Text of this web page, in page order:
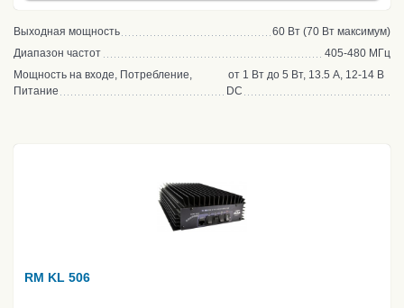
Выходная мощность
60 Вт (70 Вт максимум)
Диапазон частот
405-480 МГц
Мощность на входе, Потребление,
Питание
от 1 Вт до 5 Вт, 13.5 А, 12-14 В
DC
RM KL 506